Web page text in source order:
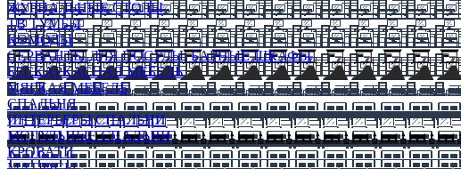
ЖУРНАЛЬНЫЕ СТОЛЫ
ТВ ТУМБЫ
КОМОДЫ
СЕРВАНТЫ ДЛЯ ПОСУДЫ, БАРНЫЕ ШКАФЫ
БЕСКАРКАСНАЯ МЕБЕЛЬ
МЯГКАЯ МЕБЕЛЬ
СПАЛЬНЯ
ИНТЕРЬЕРЫ СПАЛЬНИ
МОДУЛЬНЫЕ СПАЛЬНИ
КРОВАТИ